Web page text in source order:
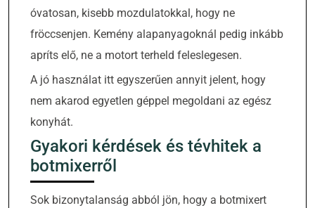
óvatosan, kisebb mozdulatokkal, hogy ne
fröccsenjen. Kemény alapanyagoknál pedig inkább
apríts elő, ne a motort terheld feleslegesen.
A jó használat itt egyszerűen annyit jelent, hogy
nem akarod egyetlen géppel megoldani az egész
konyhát.
Gyakori kérdések és tévhitek a
botmixerről
Sok bizonytalanság abból jön, hogy a botmixert